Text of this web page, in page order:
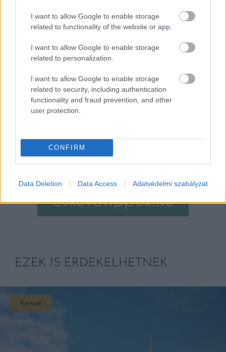
I want to allow Google to enable storage
related to functionality of the website or app.
I want to allow Google to enable storage
related to personalization.
I want to allow Google to enable storage
related to security, including authentication
functionality and fraud prevention, and other
user protection.
CONFIRM
Data Deletion Data Access Adatvédelmi szabályzat
Szerző: Bódy Kolos
Címlapfotó: Lars Blankers / Unsplash
EZEK IS ÉRDEKELHETNEK
Kortyok